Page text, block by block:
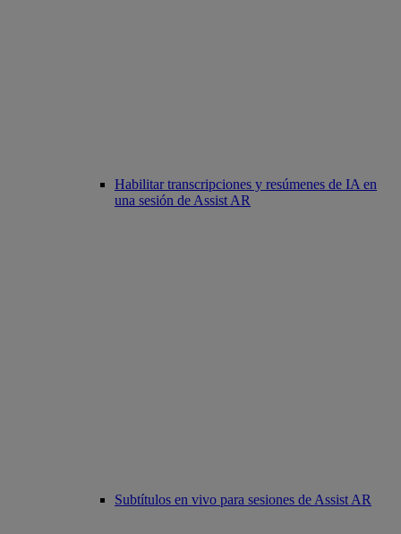
Habilitar transcripciones y resúmenes de IA en
una sesión de Assist AR
Subtítulos en vivo para sesiones de Assist AR